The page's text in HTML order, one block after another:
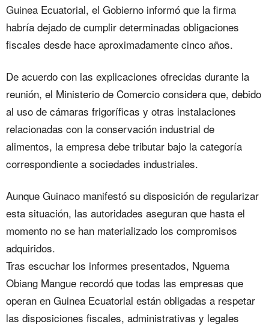
Guinea Ecuatorial, el Gobierno informó que la firma
habría dejado de cumplir determinadas obligaciones
fiscales desde hace aproximadamente cinco años.
De acuerdo con las explicaciones ofrecidas durante la
reunión, el Ministerio de Comercio considera que, debido
al uso de cámaras frigoríficas y otras instalaciones
relacionadas con la conservación industrial de
alimentos, la empresa debe tributar bajo la categoría
correspondiente a sociedades industriales.
Aunque Guinaco manifestó su disposición de regularizar
esta situación, las autoridades aseguran que hasta el
momento no se han materializado los compromisos
adquiridos.
Tras escuchar los informes presentados, Nguema
Obiang Mangue recordó que todas las empresas que
operan en Guinea Ecuatorial están obligadas a respetar
las disposiciones fiscales, administrativas y legales